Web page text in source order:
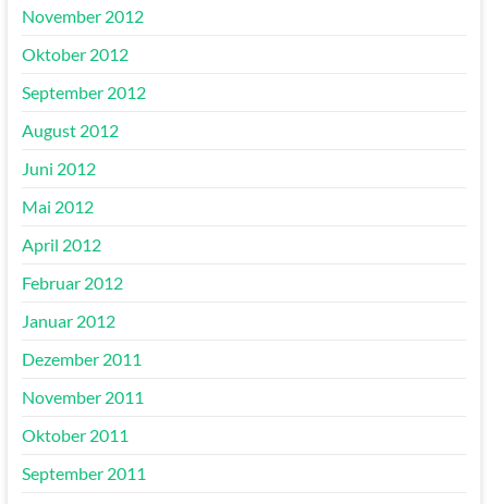
November 2012
Oktober 2012
September 2012
August 2012
Juni 2012
Mai 2012
April 2012
Februar 2012
Januar 2012
Dezember 2011
November 2011
Oktober 2011
September 2011